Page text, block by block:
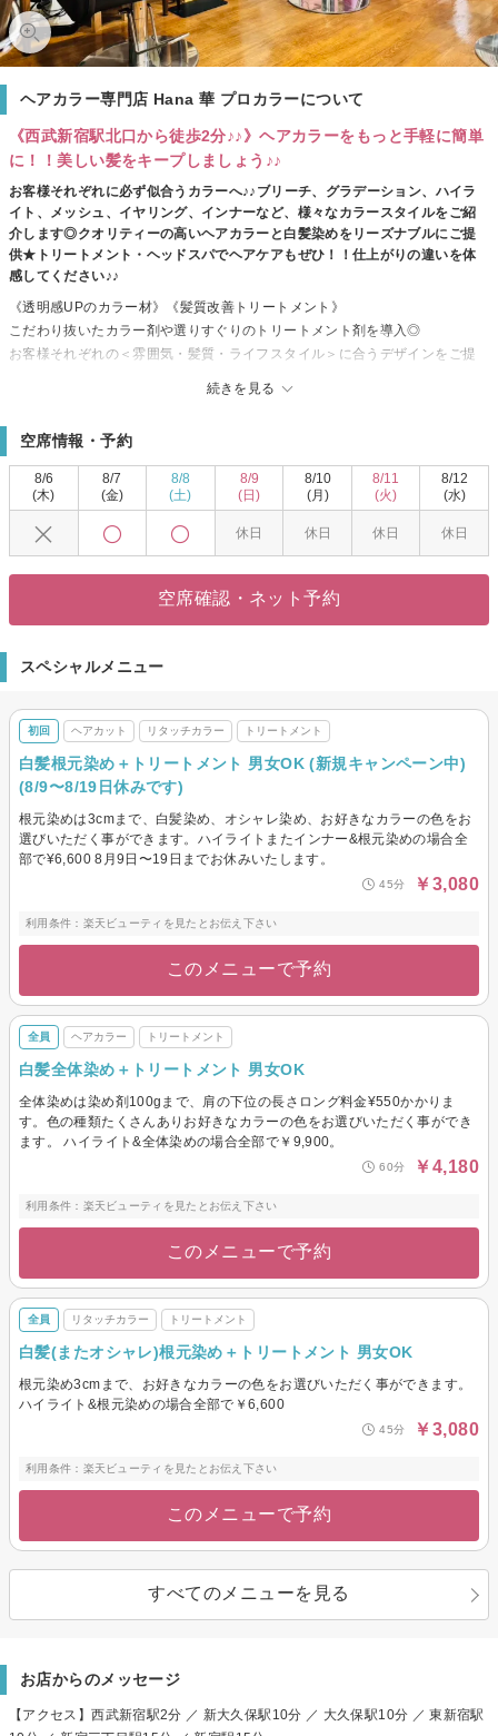
ヘアカラー専門店 Hana 華 プロカラーについて
《西武新宿駅北口から徒歩2分♪♪》ヘアカラーをもっと手軽に簡単
に！！美しい髪をキープしましょう♪♪
お客様それぞれに必ず似合うカラーへ♪♪ブリーチ、グラデーション、ハイラ
イト、メッシュ、イヤリング、インナーなど、様々なカラースタイルをご紹
介します◎クオリティーの高いヘアカラーと白髪染めをリーズナブルにご提
供★トリートメント・ヘッドスパでヘアケアもぜひ！！仕上がりの違いを体
感してください♪♪
続きを見る
《透明感UPのカラー材》《髪質改善トリートメント》
こだわり抜いたカラー剤や選りすぐりのトリートメント剤を導入◎
お客様それぞれの＜雰囲気・髪質・ライフスタイル＞に合うデザインをご提
お客様のご来店を心よりお待ちしております。
空席情報・予約
8/6
(木)
8/7
(金)
8/8
(土)
8/9
(日)
休日
8/10
(月)
休日
8/11
(火)
休日
8/12
(水)
休日
空席確認・ネット予約
スペシャルメニュー
初回 ヘアカット リタッチカラー トリートメント
白髪根元染め＋トリートメント 男女OK (新規キャンペーン中)
(8/9〜8/19日休みです)
根元染めは3cmまで、白髪染め、オシャレ染め、お好きなカラーの色をお
選びいただく事ができます。ハイライトまたインナー&根元染めの場合全
部で¥6,600 8月9日〜19日までお休みいたします。
45分 ￥3,080
利用条件：楽天ビューティを見たとお伝え下さい
このメニューで予約
全員 ヘアカラー トリートメント
白髪全体染め＋トリートメント 男女OK
全体染めは染め剤100gまで、肩の下位の長さロング料金¥550かかりま
す。色の種類たくさんありお好きなカラーの色をお選びいただく事ができ
ます。 ハイライト&全体染めの場合全部で￥9,900。
60分 ￥4,180
利用条件：楽天ビューティを見たとお伝え下さい
このメニューで予約
全員 リタッチカラー トリートメント
白髪(またオシャレ)根元染め＋トリートメント 男女OK
根元染め3cmまで、お好きなカラーの色をお選びいただく事ができます。
ハイライト&根元染めの場合全部で￥6,600
45分 ￥3,080
利用条件：楽天ビューティを見たとお伝え下さい
このメニューで予約
すべてのメニューを見る
お店からのメッセージ
【アクセス】西武新宿駅2分 ／ 新大久保駅10分 ／ 大久保駅10分 ／ 東新宿駅